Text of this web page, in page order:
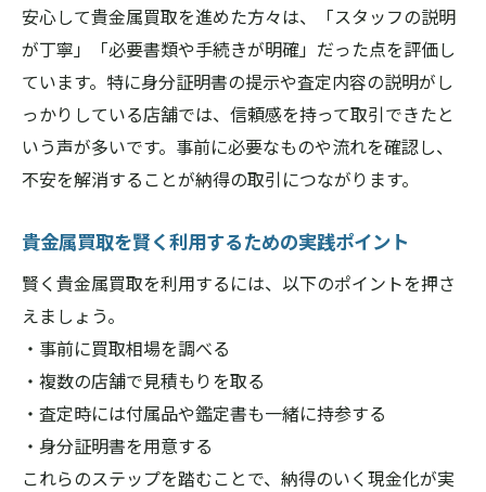
安心して貴金属買取を進めた方々は、「スタッフの説明
が丁寧」「必要書類や手続きが明確」だった点を評価し
ています。特に身分証明書の提示や査定内容の説明がし
っかりしている店舗では、信頼感を持って取引できたと
いう声が多いです。事前に必要なものや流れを確認し、
不安を解消することが納得の取引につながります。
貴金属買取を賢く利用するための実践ポイント
賢く貴金属買取を利用するには、以下のポイントを押さ
えましょう。
・事前に買取相場を調べる
・複数の店舗で見積もりを取る
・査定時には付属品や鑑定書も一緒に持参する
・身分証明書を用意する
これらのステップを踏むことで、納得のいく現金化が実